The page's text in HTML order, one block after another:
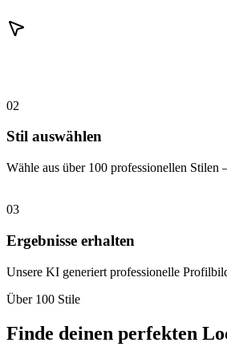
02
Stil auswählen
Wähle aus über 100 professionellen
03
Ergebnisse erhalten
Unsere KI generiert professionelle
Über 100 Stile
Finde deinen perfekten